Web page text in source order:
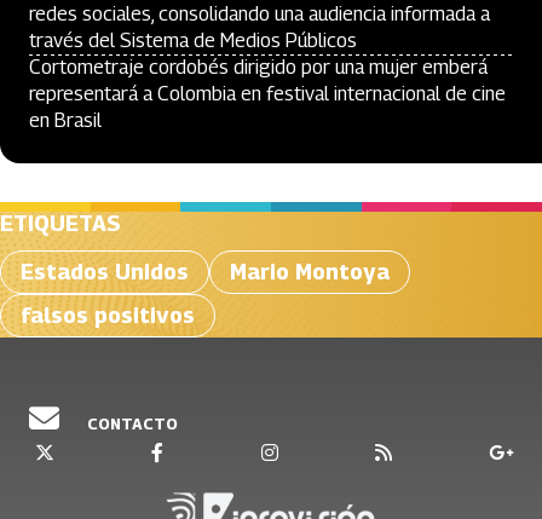
redes sociales, consolidando una audiencia informada a
través del Sistema de Medios Públicos
Cortometraje cordobés dirigido por una mujer emberá
representará a Colombia en festival internacional de cine
en Brasil
ETIQUETAS
Estados Unidos
Mario Montoya
falsos positivos
CONTACTO